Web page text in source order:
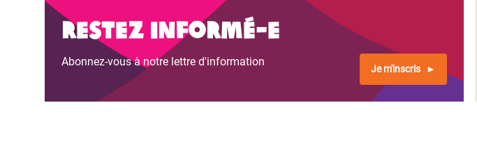
Restez informé-e
Abonnez-vous à notre lettre d'information
Je m'inscris